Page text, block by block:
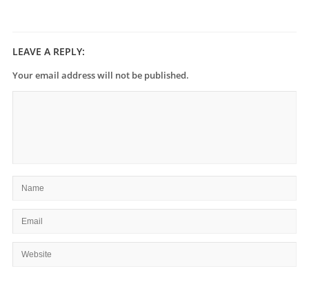
LEAVE A REPLY:
Your email address will not be published.